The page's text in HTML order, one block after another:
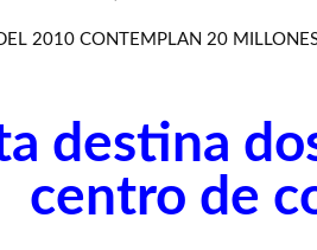
2010 CONTEMPLAN 20
destina
centro de